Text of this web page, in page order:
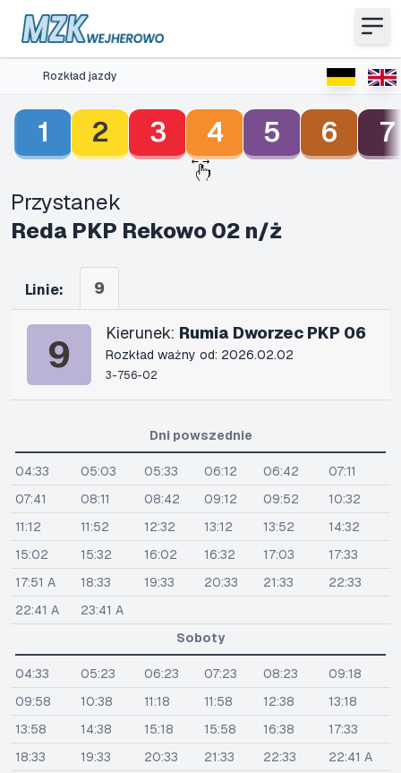
Rozkład jazdy
1 2 3 4 5 6 7
Przystanek
Reda PKP Rekowo 02 n/ż
Linie: 9
9 Kierunek: Rumia Dworzec PKP 06
Rozkład ważny od: 2026.02.02
3-756-02
Dni powszednie
04:33 05:03 05:33 06:12 06:42
07:11
07:41
08:11 08:42 09:12 09:52
10:32
11:12
11:52 12:32 13:12 13:52
14:32
15:02
15:32 16:02 16:32 17:03
17:33
17:51 A
18:33 19:33 20:33 21:33
22:33
22:41 A
23:41 A
Soboty
04:33 05:23 06:23 07:23 08:23
09:18
09:58
10:38 11:18 11:58 12:38
13:18
13:58
14:38 15:18 15:58 16:38
17:33
18:33
19:33 20:33 21:33 22:33
22:41 A